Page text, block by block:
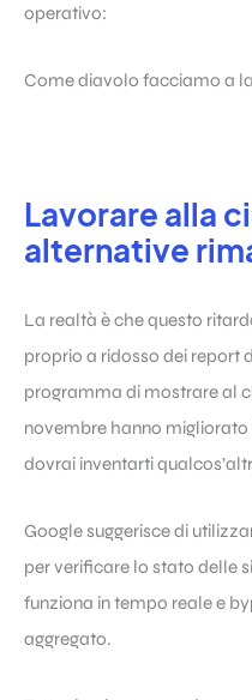
operativo:
Come diavolo facciamo a
Lavorare alla
alternative
La realtà è che questo
proprio a ridosso dei report
programma di mostrare al
novembre hanno migliorato
dovrai inventarti
Google suggerisce di
per verificare lo stato delle
funziona in tempo reale e
aggregato.